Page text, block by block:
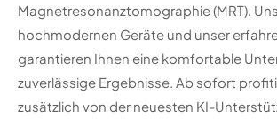
Magnetresonanztomographie (MRT).
hochmodernen Geräte und unser
garantieren Ihnen eine komfortable
zuverlässige Ergebnisse. Ab sofort
zusätzlich von der neuesten KI-